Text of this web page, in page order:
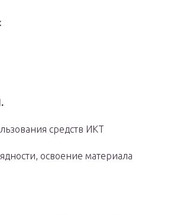
средств ИКТ
освоение материала